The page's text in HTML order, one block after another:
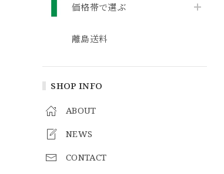
価格帯で選ぶ
離島送料
SHOP INFO
ABOUT
NEWS
CONTACT